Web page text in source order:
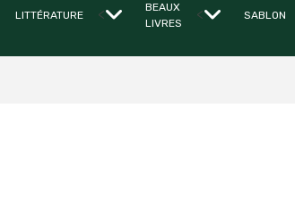
LITTÉRATURE <
BEAUX
LIVRES
< SABLON